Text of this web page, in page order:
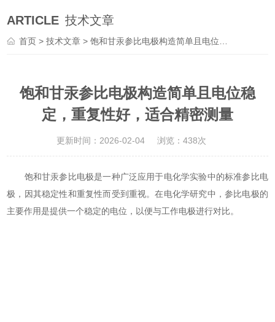
ARTICLE 技术文章
首页 >技术文章 > 饱和甘汞参比电极构造简单且电位稳定，重复性好，适合精密测量
饱和甘汞参比电极构造简单且电位稳
定，重复性好，适合精密测量
更新时间：2026-02-04 浏览：438次
饱和甘汞参比电极是一种广泛应用于电化学实验中的标准参比电
极，因其稳定性和重复性而受到重视。在电化学研究中，参比电极的
主要作用是提供一个稳定的电位，以便与工作电极进行对比。